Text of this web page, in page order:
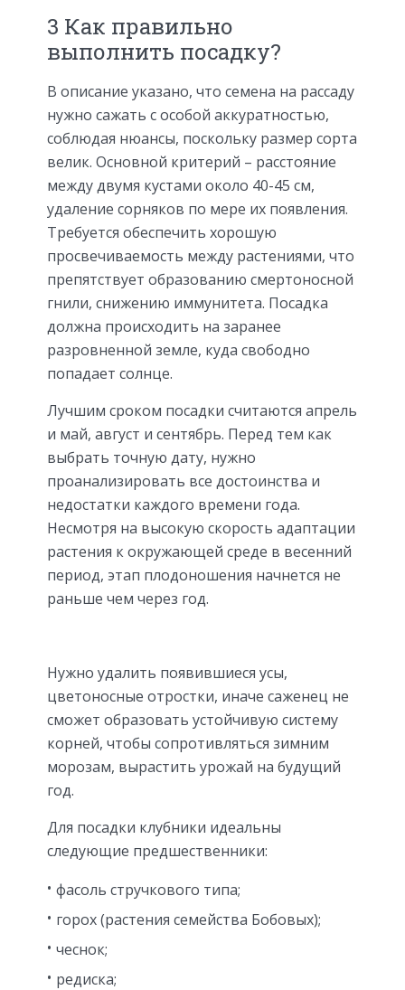
3 Как правильно
выполнить посадку?
В описание указано, что семена на рассаду
нужно сажать с особой аккуратностью,
соблюдая нюансы, поскольку размер сорта
велик. Основной критерий – расстояние
между двумя кустами около 40-45 см,
удаление сорняков по мере их появления.
Требуется обеспечить хорошую
просвечиваемость между растениями, что
препятствует образованию смертоносной
гнили, снижению иммунитета. Посадка
должна происходить на заранее
разровненной земле, куда свободно
попадает солнце.
Лучшим сроком посадки считаются апрель
и май, август и сентябрь. Перед тем как
выбрать точную дату, нужно
проанализировать все достоинства и
недостатки каждого времени года.
Несмотря на высокую скорость адаптации
растения к окружающей среде в весенний
период, этап плодоношения начнется не
раньше чем через год.
Нужно удалить появившиеся усы,
цветоносные отростки, иначе саженец не
сможет образовать устойчивую систему
корней, чтобы сопротивляться зимним
морозам, вырастить урожай на будущий
год.
Для посадки клубники идеальны
следующие предшественники:
фасоль стручкового типа;
горох (растения семейства Бобовых);
чеснок;
редиска;